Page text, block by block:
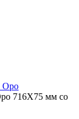
Оро
716Х75 мм со